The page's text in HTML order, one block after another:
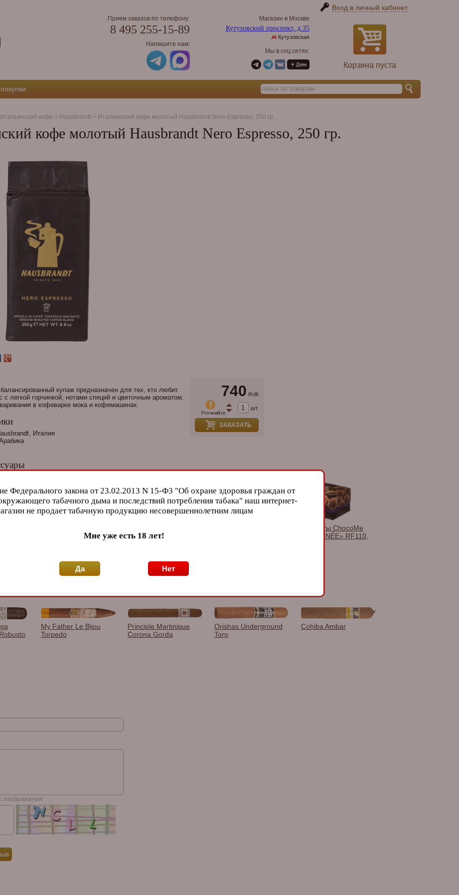
Вход в личный кабинет
Корзина пуста
Магазин в Москве
Кутузовский проспект, д.35
Кутузовская
Мы в соц.сетях:
Прием заказов по телефону:
8 495 255-15-89
Напишите нам:
Итальянский кофе > Hausbrandt> Итальянский кофе молотый Hausbrandt Nero Espresso, 250 гр.
кофе молотый Hausbrandt Nero Espresso, 250 гр.
купаж предназначен для тех, кто любит
с легкой горчинкой, нотами специй и цветочным ароматом.
в кофеварке мока и кофемашинах.
Италия
740 RUB
Уточняйте
шт.
ЗАКАЗАТЬ
зернах Hausbrandt
Metallic Brown &
Конфеты ChocoMe
«RAFFINÉE» RF110,
My Father Le Bijou
Torpedo
Principle Martinique
Corona Gorda
Orishas Underground
Toro
Cohiba Ambar
изображения:
Федерального закона от 23.02.2013 N 15-Ф3 "Об охране здоровья граждан от
табачного дыма и последствий потребления табака" наш интернет-
не продает табачную продукцию несовершеннолетним лицам
Мне уже есть 18 лет!
Да Нет